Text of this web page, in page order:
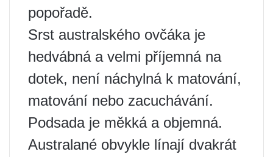
popořadě.
Srst australského ovčáka je
hedvábná a velmi příjemná na
dotek, není náchylná k matování,
matování nebo zacuchávání.
Podsada je měkká a objemná.
Australané obvykle línají dvakrát